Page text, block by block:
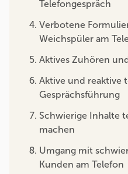
Telefongespräch
Verbotene
Weichspüler am
Aktives Zuhören
Aktive und reaktive
Gesprächsführung
Schwierige Inhalte
machen
Umgang mit
Kunden am Telefon